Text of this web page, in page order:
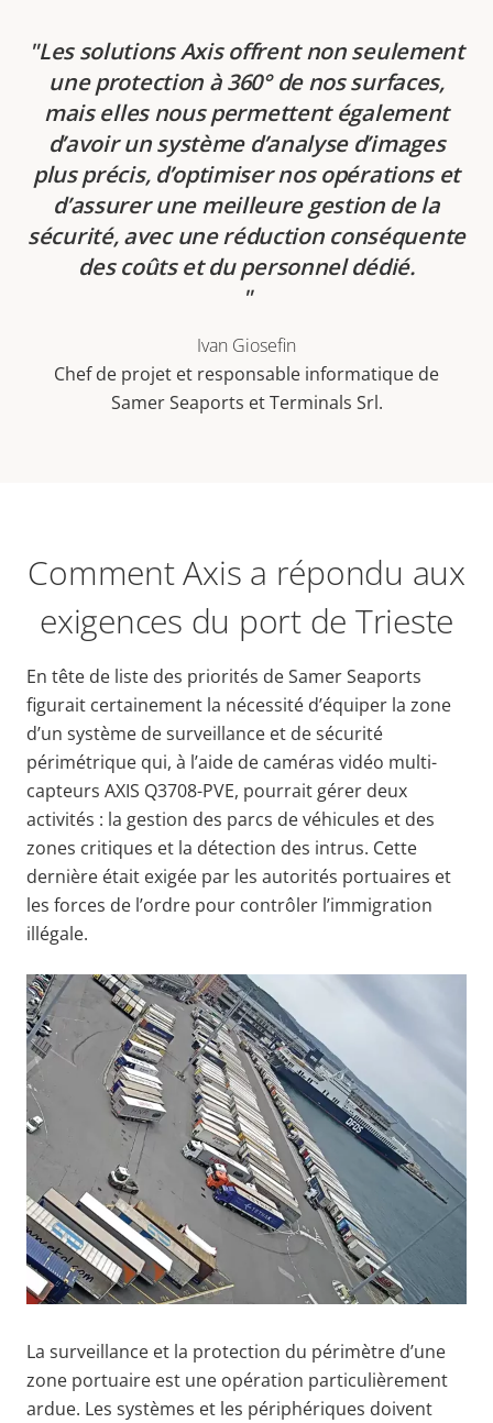
Les solutions Axis offrent non seulement
une protection à 360° de nos surfaces,
mais elles nous permettent également
d’avoir un système d’analyse d’images
plus précis, d’optimiser nos opérations et
d’assurer une meilleure gestion de la
sécurité, avec une réduction conséquente
des coûts et du personnel dédié.
Ivan Giosefin
Chef de projet et responsable informatique de
Samer Seaports et Terminals Srl.
Comment Axis a répondu aux
exigences du port de Trieste
En tête de liste des priorités de Samer Seaports
figurait certainement la nécessité d’équiper la zone
d’un système de surveillance et de sécurité
périmétrique qui, à l’aide de caméras vidéo multi-
capteurs AXIS Q3708-PVE, pourrait gérer deux
activités : la gestion des parcs de véhicules et des
zones critiques et la détection des intrus. Cette
dernière était exigée par les autorités portuaires et
les forces de l’ordre pour contrôler l’immigration
illégale.
La surveillance et la protection du périmètre d’une
zone portuaire est une opération particulièrement
ardue. Les systèmes et les périphériques doivent